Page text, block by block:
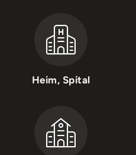
Heim, Spital